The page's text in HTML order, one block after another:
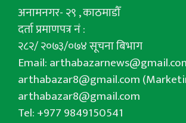
अनामनगर- २९ , काठमाडौँ
दर्ता प्रमाणपत्र नं :
२८२/ २०७३/०७४ सूचना बिभाग
Email:
arthabazar8@gmail.com
arthabazar8@gmail.com
Tel: +977 9849150541